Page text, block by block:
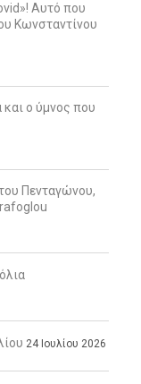
Αυτό που
Κωνσταντίνου
ο ύμνος που
Πενταγώνου,
24 Ιουλίου 2026